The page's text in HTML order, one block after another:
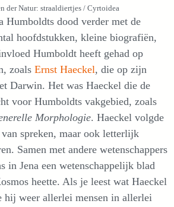
der Natur: straaldiertjes / Cyrtoidea
Humboldts dood verder met de
hoofdstukken, kleine biografiën,
Humboldt heeft gehad op
zoals Ernst Haeckel, die op zijn
Darwin. Het was Haeckel die de
voor Humboldts vakgebied, zoals
Morphologie. Haeckel volgde
spreken, maar ook letterlijk
Samen met andere wetenschappers
in Jena een wetenschappelijk blad
heette. Als je leest wat Haeckel
hij weer allerlei mensen in allerlei